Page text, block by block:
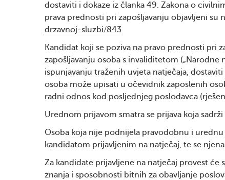
dostaviti i dokaze iz članka 49. Zakona o
prava prednosti pri zapošljavanju objavljeni su
drzavnoj-sluzbi/843
Kandidat koji se poziva na pravo prednosti pri
zapošljavanju osoba s invaliditetom („Narodne
ispunjavanju traženih uvjeta natječaja,
osoba može upisati u očevidnik zaposlenih
radni odnos kod posljednjeg poslodavca
Urednom prijavom smatra se prijava koja
Osoba koja nije podnijela pravodobnu i
kandidatom prijavljenim na natječaj, te se
Za kandidate prijavljene na natječaj provest
znanja i sposobnosti bitnih za obavljanje